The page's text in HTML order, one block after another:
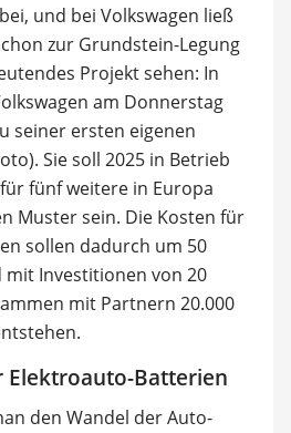
und bei Volkswagen ließ
zur Grundstein-Legung
Projekt sehen: In
am Donnerstag
seiner ersten eigenen
Sie soll 2025 in Betrieb
fünf weitere in Europa
Muster sein. Die Kosten für
sollen dadurch um 50
mit Investitionen von 20
mit Partnern 20.000
Elektroauto-Batterien
den Wandel der Auto-